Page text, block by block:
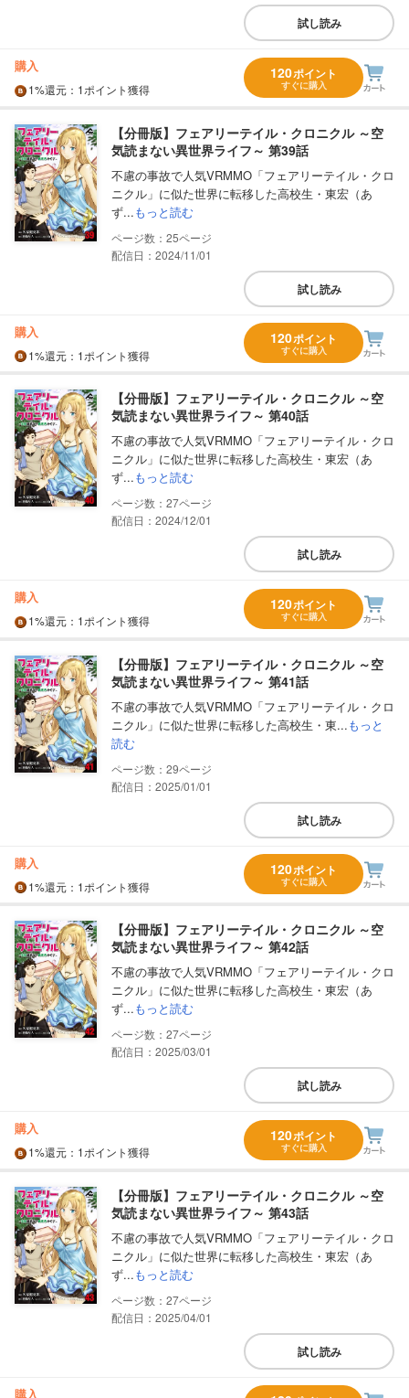
試し読み
購入
1%還元 ：1ポイント獲得
120ポイント
すぐに購入
【分冊版】フェアリーテイル・クロニクル ～空
気読まない異世界ライフ～ 第39話
不慮の事故で人気VRMMO「フェアリーテイル・クロ
ニクル」に似た世界に転移した高校生・東宏（あ
ず...もっと読む
25
配信日：2024/11/01
試し読み
購入
1%還元 ：1ポイント獲得
120ポイント
すぐに購入
【分冊版】フェアリーテイル・クロニクル ～空
気読まない異世界ライフ～ 第40話
不慮の事故で人気VRMMO「フェアリーテイル・クロ
ニクル」に似た世界に転移した高校生・東宏（あ
ず...もっと読む
27
配信日：2024/12/01
試し読み
購入
1%還元 ：1ポイント獲得
120ポイント
すぐに購入
【分冊版】フェアリーテイル・クロニクル ～空
気読まない異世界ライフ～ 第41話
不慮の事故で人気VRMMO「フェアリーテイル・クロ
ニクル」に似た世界に転移した高校生・東...もっと
読む
29
配信日：2025/01/01
試し読み
購入
1%還元 ：1ポイント獲得
120ポイント
すぐに購入
【分冊版】フェアリーテイル・クロニクル ～空
気読まない異世界ライフ～ 第42話
不慮の事故で人気VRMMO「フェアリーテイル・クロ
ニクル」に似た世界に転移した高校生・東宏（あ
ず...もっと読む
27
配信日：2025/03/01
試し読み
購入
1%還元 ：1ポイント獲得
120ポイント
すぐに購入
【分冊版】フェアリーテイル・クロニクル ～空
気読まない異世界ライフ～ 第43話
不慮の事故で人気VRMMO「フェアリーテイル・クロ
ニクル」に似た世界に転移した高校生・東宏（あ
ず...もっと読む
27
配信日：2025/04/01
試し読み
購入